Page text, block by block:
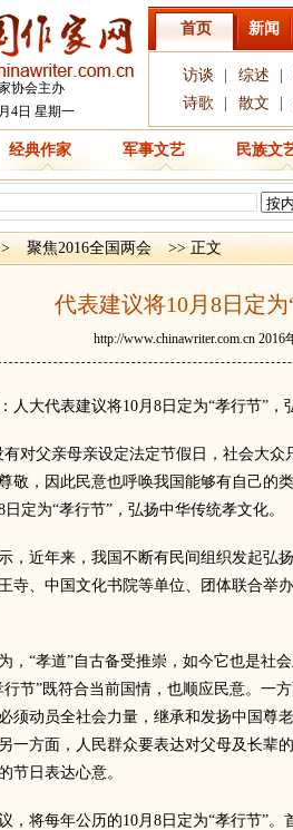
协会主办
4日 星期一
首页 新闻
访谈 综述
诗歌
散文
经典作家 军事文艺 民族文
聚焦2016全国两会 >> 正文
代表建议将10月8日定
http://www.chinawriter.com.cn 2016
大代表建议将10月8日定为“孝行节”，
父亲母亲设定法定节假日，社会大众
敬，因此民意也呼唤我国能够有自己的
日定为“孝行节”，弘扬中华传统孝文化。
近年来，我国不断有民间组织发起弘扬
寺、中国文化书院等单位、团体联合举
“孝道”自古备受推崇，如今它也是社会
行节”既符合当前国情，也顺应民意。一
须动员全社会力量，继承和发扬中国尊
一方面，人民群众要表达对父母及长辈
节日表达心意。
将每年公历的10月8日定为“孝行节”。